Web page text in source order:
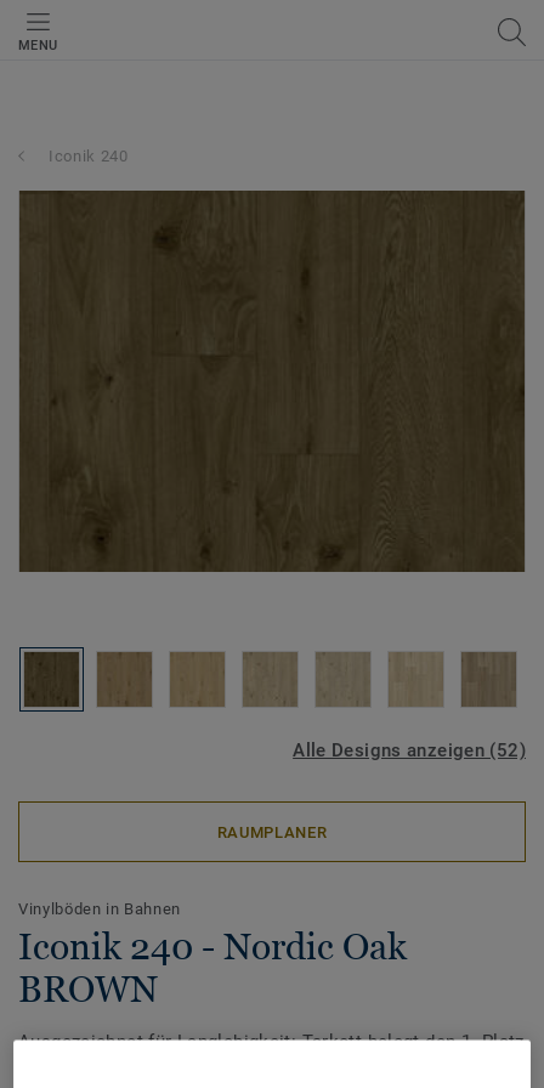
MENU
Iconik 240
Alle Designs anzeigen (52)
RAUMPLANER
Vinylböden in Bahnen
Iconik 240 - Nordic Oak
BROWN
Ausgezeichnet für Langlebigkeit: Tarkett belegt den 1. Platz